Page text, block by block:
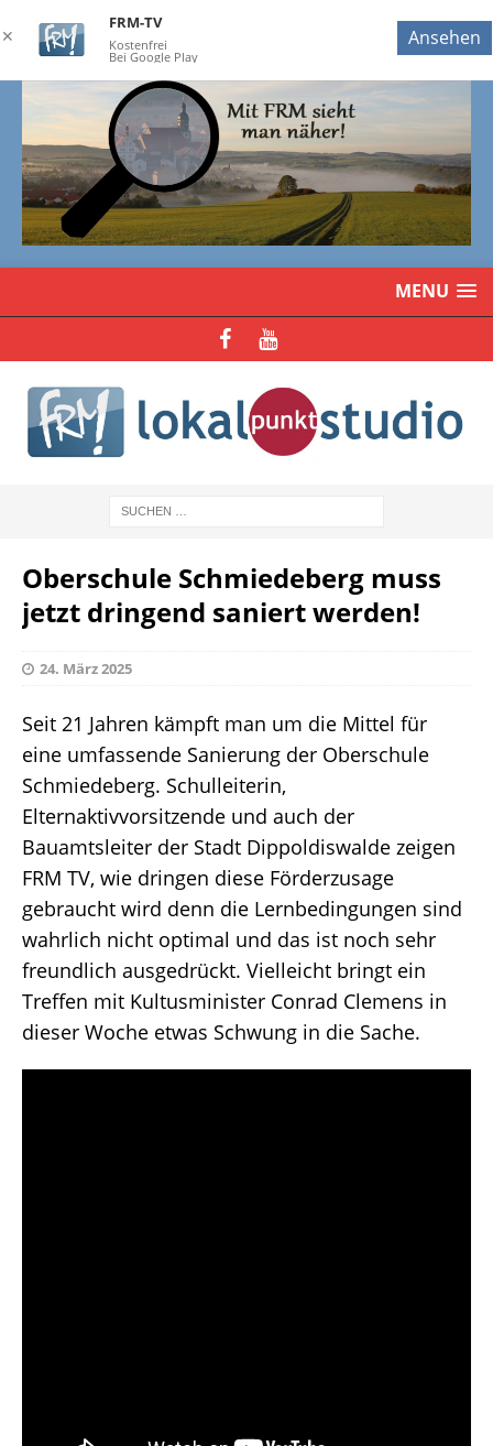
MENU
Oberschule Schmiedeberg muss
jetzt dringend saniert werden!
24. März 2025
Seit 21 Jahren kämpft man um die Mittel für
eine umfassende Sanierung der Oberschule
Schmiedeberg. Schulleiterin,
Elternaktivvorsitzende und auch der
Bauamtsleiter der Stadt Dippoldiswalde zeigen
FRM TV, wie dringen diese Förderzusage
gebraucht wird denn die Lernbedingungen sind
wahrlich nicht optimal und das ist noch sehr
freundlich ausgedrückt. Vielleicht bringt ein
Treffen mit Kultusminister Conrad Clemens in
dieser Woche etwas Schwung in die Sache.
✕
FRM-TV
Kostenfrei
Bei Google Play
Ansehen